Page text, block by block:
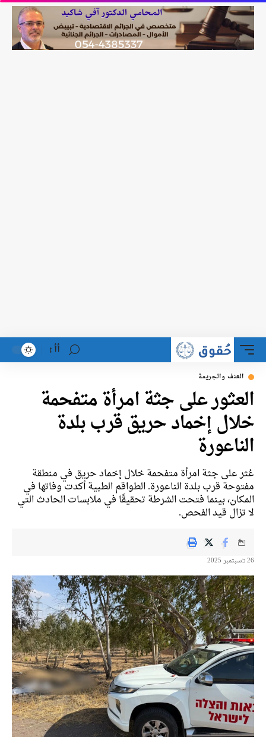
أأ
العنف والجريمة
العثور على جثة امرأة متفحمة
خلال إخماد حريق قرب بلدة
الناعورة
عُثر على جثة امرأة متفحمة خلال إخماد حريق في منطقة
مفتوحة قرب بلدة الناعورة. الطواقم الطبية أكدت وفاتها في
المكان، بينما فتحت الشرطة تحقيقًا في ملابسات الحادث التي
لا تزال قيد الفحص.
26 בسبتمبر 2025